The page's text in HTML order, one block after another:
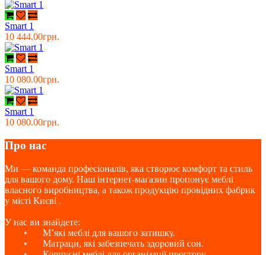
Smart 1
10 444.00грн.
Smart 1
10 080.00грн.
Smart 1
10 080.00грн.
Про нас
Ми — команда професіоналів, яка створює комфорт та стиль
для вашого дому. Наш інтернет-магазин пропонує меблі
власного виробництва, а також продукцію провідних фабрик
у місті Києві .
У нас ви знайдете:
•
М’які меблі для вашого затишку.
•
Матраци, які забезпечать здоровий сон.